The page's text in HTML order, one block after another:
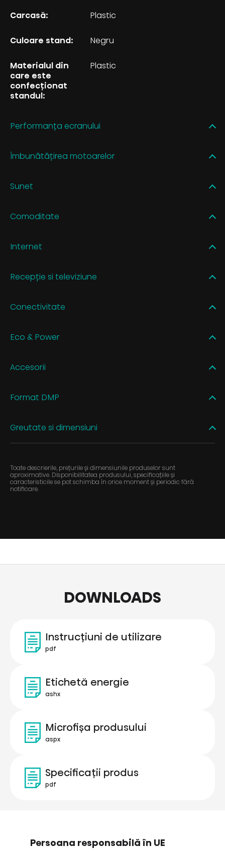
Carcasă: Plastic
Culoare stand: Negru
Materialul din
care este
confecționat
standul:
Plastic
Performanța ecranului
Îmbunătățirea motoarelor
Sunet
Comoditate
Internet
Recepție si televiziune
Conectivitate
Eco & Power
Accesorii
Format DMP
Greutate si dimensiuni
Toate descrierile, prețurile și dimensiunile produselor sunt
aproximative. Disponibilitatea produsului, specificațiile și
caracteristicile se pot schimba în orice moment și periodic fără
notificare.
DOWNLOADS
Instrucțiuni de utilizare
pdf
Etichetă energie
ashx
Microfișa produsului
aspx
Specificații produs
pdf
Persoana responsabilă în UE